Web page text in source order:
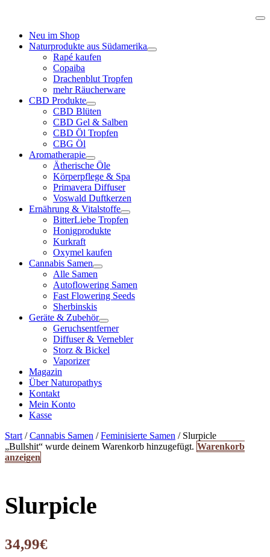
Neu im Shop
Naturprodukte aus Südamerika
Rapé kaufen
Copaiba
Drachenblut Tropfen
mehr Räucherware
CBD Produkte
CBD Blüten
CBD Gel & Salben
CBD Öl Tropfen
CBG Öl
Aromatherapie
Ätherische Öle
Körperpflege & Spa
Primavera Diffuser
Voswald Duftkerzen
Ernährung & Vitalstoffe
BitterLiebe Tropfen
Honigprodukte
Kurkraft
Oxymel kaufen
Cannabis Samen
Alle Samen
Autoflowering Samen
Fast Flowering Seeds
Sherbinskis
Geräte & Zubehör
Geruchsentferner
Diffuser & Vernebler
Storz & Bickel
Vaporizer
Magazin
Über Naturopathys
Kontakt
Mein Konto
Kasse
Start /Cannabis Samen /Feminisierte Samen / Slurpicle
„Bullshit“ wurde deinem Warenkorb hinzugefügt. Warenkorb
anzeigen
Slurpicle
34,99€